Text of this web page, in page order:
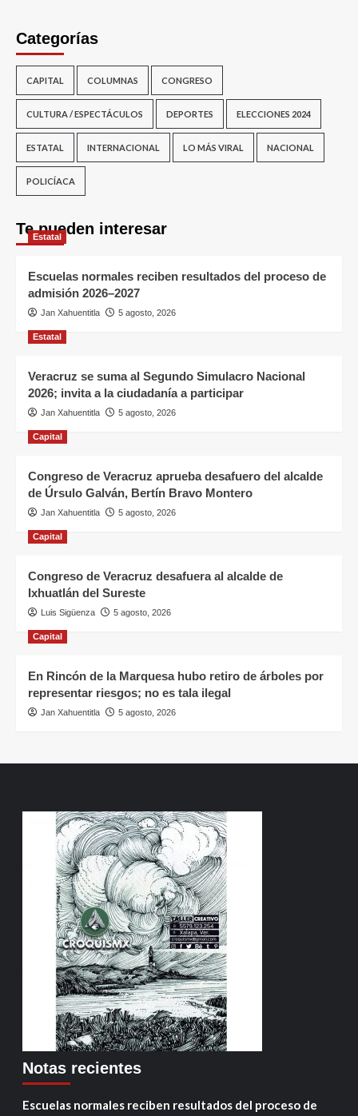
Categorías
CAPITAL COLUMNAS CONGRESO
CULTURA / ESPECTÁCULOS DEPORTES ELECCIONES 2024
ESTATAL INTERNACIONAL LO MÁS VIRAL NACIONAL
POLICÍACA
Te pueden interesar
Estatal
Escuelas normales reciben resultados del proceso de
admisión 2026–2027
Jan Xahuentitla 5 agosto, 2026
Estatal
Veracruz se suma al Segundo Simulacro Nacional
2026; invita a la ciudadanía a participar
Jan Xahuentitla 5 agosto, 2026
Capital
Congreso de Veracruz aprueba desafuero del alcalde
de Úrsulo Galván, Bertín Bravo Montero
Jan Xahuentitla 5 agosto, 2026
Capital
Congreso de Veracruz desafuera al alcalde de
Ixhuatlán del Sureste
Luis Sigüenza 5 agosto, 2026
Capital
En Rincón de la Marquesa hubo retiro de árboles por
representar riesgos; no es tala ilegal
Jan Xahuentitla 5 agosto, 2026
Notas recientes
Escuelas normales reciben resultados del proceso de